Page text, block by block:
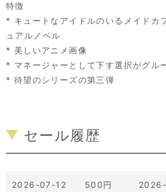
特徴
* キュートなアイドルのいるメイドカ
ュアルノベル
* 美しいアニメ画像
* マネージャーとして下す選択がグル
* 待望のシリーズの第三弾
セール履歴
2026-07-12 500円